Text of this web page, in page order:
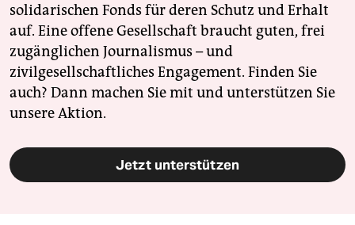
solidarischen Fonds für deren Schutz und Erhalt
auf. Eine offene Gesellschaft braucht guten, frei
zugänglichen Journalismus – und
zivilgesellschaftliches Engagement. Finden Sie
auch? Dann machen Sie mit und unterstützen Sie
unsere Aktion.
Jetzt unterstützen